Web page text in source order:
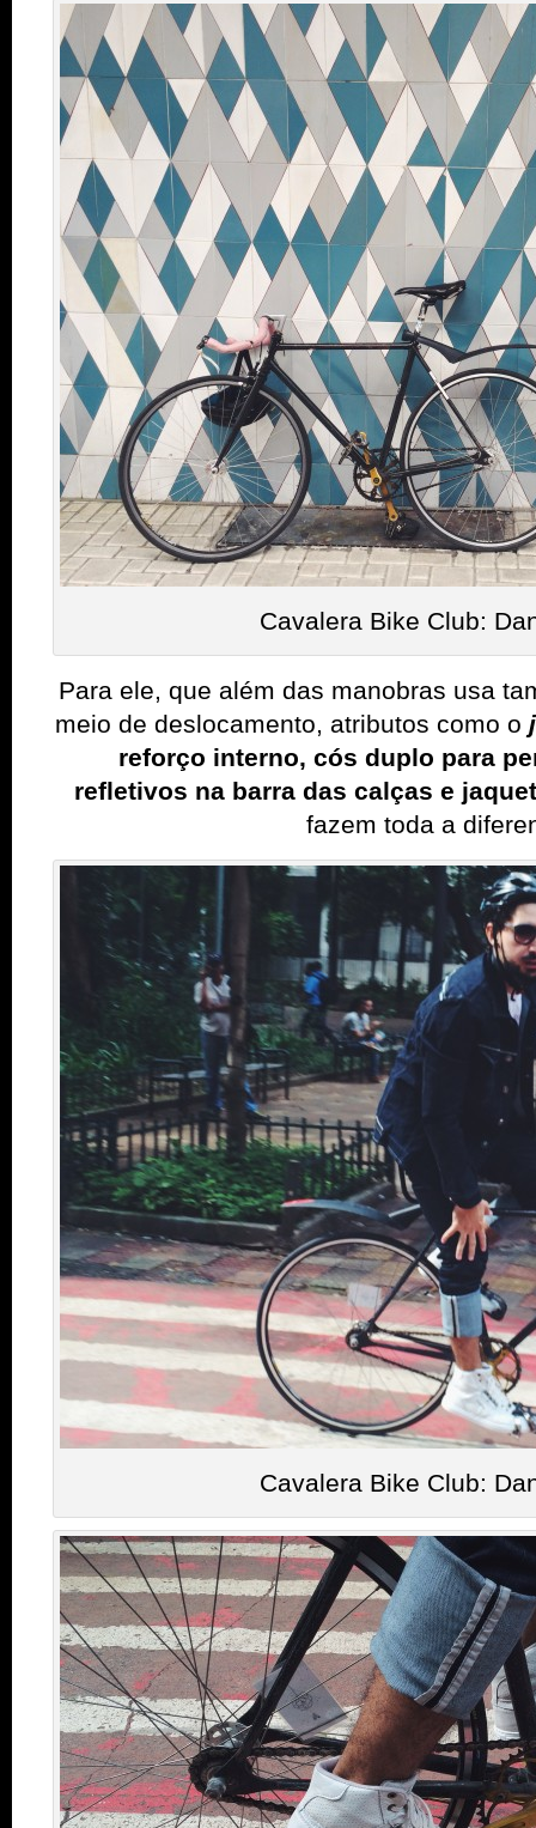
Cavalera Bike Club:
Para ele, que além das manobras usa
meio de deslocamento, atributos como o
reforço interno, cós duplo para
refletivos na barra das calças e
fazem toda a
Cavalera Bike Club: